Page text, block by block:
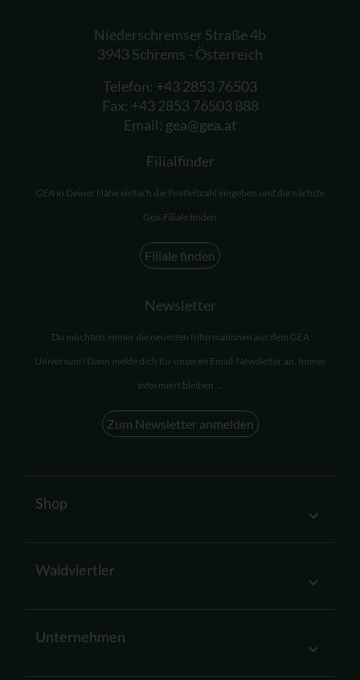
Niederschremser Straße 4b
3943 Schrems - Österreich
Telefon: +43 2853 76503
Fax: +43 2853 76503 888
Email: gea@gea.at
Filialfinder
GEA in Deiner Nähe einfach die Postleitzahl eingeben und die nächste
Gea-Filiale finden
Filiale finden
Newsletter
Du möchtest immer die neuesten Informationen aus dem GEA
Universum? Dann melde dich für unseren Email-Newsletter an. Immer
informiert bleiben ...
Zum Newsletter anmelden
Shop
Waldviertler
Unternehmen